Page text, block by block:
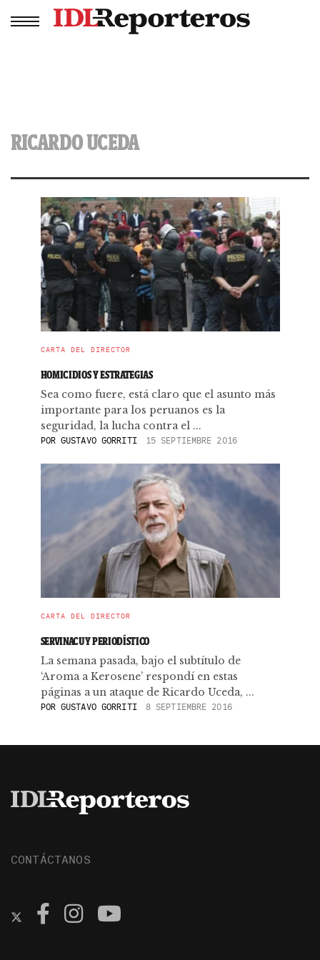
RICARDO UCEDA
CARTA DEL DIRECTOR
HOMICIDIOS Y ESTRATEGIAS
Sea como fuere, está claro que el asunto más
importante para los peruanos es la
seguridad, la lucha contra el ...
POR GUSTAVO GORRITI 15 SEPTIEMBRE 2016
CARTA DEL DIRECTOR
SERVINACUY PERIODÍSTICO
La semana pasada, bajo el subtítulo de
‘Aroma a Kerosene’ respondí en estas
páginas a un ataque de Ricardo Uceda, ...
POR GUSTAVO GORRITI 8 SEPTIEMBRE 2016
CONTÁCTANOS